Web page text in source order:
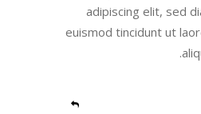
adipiscing elit, sed
euismod tincidunt ut